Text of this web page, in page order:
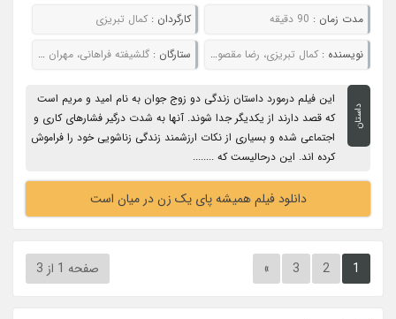
مدت زمان : 90 دقیقه کارگردان : کمال تبریزی
نویسنده :کمال تبریزی، رضا مقصودی، حبیب رضایی ستارگان : گلشیفته فراهانی، مهران مدیری، رضا کیانیان، حبیب رضایی
داستان
این فیلم درمورد داستان زندگی دو زوج جوان به نام امید و مریم است
که قصد دارند از یکدیگر جدا شوند. آنها به شدت درگیر فشارهای کاری و
اجتماعی شده و بسیاری از نکات ارزشمند زندگی زناشویی خود را فراموش
کرده اند. این درحالیست که ........
دانلود فیلم همیشه پای یک زن در میان است
صفحه 1 از 3 1
2
3
»